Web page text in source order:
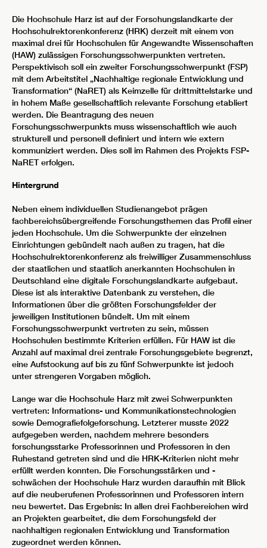
Die Hochschule Harz ist auf der Forschungslandkarte der
Hochschulrektorenkonferenz (HRK) derzeit mit einem von
maximal drei für Hochschulen für Angewandte Wissenschaften
(HAW) zulässigen Forschungsschwerpunkten vertreten.
Perspektivisch soll ein zweiter Forschungsschwerpunkt (FSP)
mit dem Arbeitstitel „Nachhaltige regionale Entwicklung und
Transformation“ (NaRET) als Keimzelle für drittmittelstarke und
in hohem Maße gesellschaftlich relevante Forschung etabliert
werden. Die Beantragung des neuen
Forschungsschwerpunkts muss wissenschaftlich wie auch
strukturell und personell definiert und intern wie extern
kommuniziert werden. Dies soll im Rahmen des Projekts FSP-
NaRET erfolgen.
Hintergrund
Neben einem individuellen Studienangebot prägen
fachbereichsübergreifende Forschungsthemen das Profil einer
jeden Hochschule. Um die Schwerpunkte der einzelnen
Einrichtungen gebündelt nach außen zu tragen, hat die
Hochschulrektorenkonferenz als freiwilliger Zusammenschluss
der staatlichen und staatlich anerkannten Hochschulen in
Deutschland eine digitale Forschungslandkarte aufgebaut.
Diese ist als interaktive Datenbank zu verstehen, die
Informationen über die größten Forschungsfelder der
jeweiligen Institutionen bündelt. Um mit einem
Forschungsschwerpunkt vertreten zu sein, müssen
Hochschulen bestimmte Kriterien erfüllen. Für HAW ist die
Anzahl auf maximal drei zentrale Forschungsgebiete begrenzt,
eine Aufstockung auf bis zu fünf Schwerpunkte ist jedoch
unter strengeren Vorgaben möglich.
Lange war die Hochschule Harz mit zwei Schwerpunkten
vertreten: Informations- und Kommunikationstechnologien
sowie Demografiefolgeforschung. Letzterer musste 2022
aufgegeben werden, nachdem mehrere besonders
forschungsstarke Professorinnen und Professoren in den
Ruhestand getreten sind und die HRK-Kriterien nicht mehr
erfüllt werden konnten. Die Forschungsstärken und -
schwächen der Hochschule Harz wurden daraufhin mit Blick
auf die neuberufenen Professorinnen und Professoren intern
neu bewertet. Das Ergebnis: In allen drei Fachbereichen wird
an Projekten gearbeitet, die dem Forschungsfeld der
nachhaltigen regionalen Entwicklung und Transformation
zugeordnet werden können.